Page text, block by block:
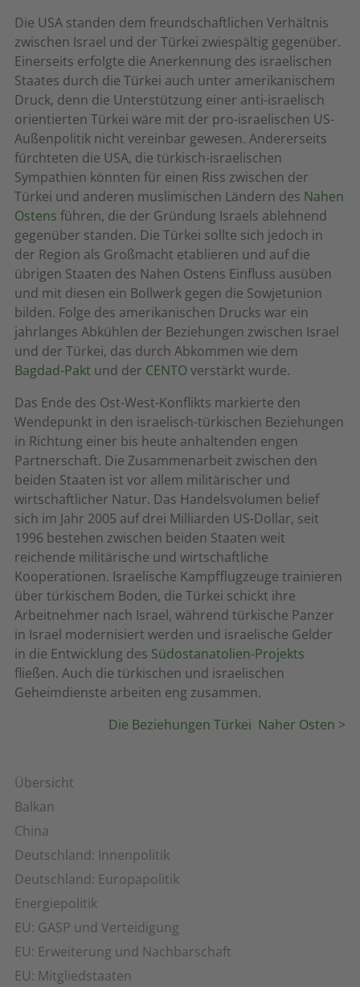
Übersicht
Balkan
China
Deutschland: Innenpolitik
Deutschland: Europapolitik
Energiepolitik
EU: GASP und Verteidigung
EU: Erweiterung und Nachbarschaft
EU: Mitgliedstaaten
Die USA standen dem freundschaftlichen Verhältnis
zwischen Israel und der Türkei zwiespältig gegenüber.
Einerseits erfolgte die Anerkennung des israelischen
Staates durch die Türkei auch unter amerikanischem
Druck, denn die Unterstützung einer anti-israelisch
orientierten Türkei wäre mit der pro-israelischen US-
Außenpolitik nicht vereinbar gewesen. Andererseits
fürchteten die USA, die türkisch-israelischen
Sympathien könnten für einen Riss zwischen der
Türkei und anderen muslimischen Ländern des Nahen
Ostens führen, die der Gründung Israels ablehnend
gegenüber standen. Die Türkei sollte sich jedoch in
der Region als Großmacht etablieren und auf die
übrigen Staaten des Nahen Ostens Einfluss ausüben
und mit diesen ein Bollwerk gegen die Sowjetunion
bilden. Folge des amerikanischen Drucks war ein
jahrlanges Abkühlen der Beziehungen zwischen Israel
und der Türkei, das durch Abkommen wie dem
Bagdad-Pakt und der CENTOverstärkt wurde.
Das Ende des Ost-West-Konflikts markierte den
Wendepunkt in den israelisch-türkischen Beziehungen
in Richtung einer bis heute anhaltenden engen
Partnerschaft. Die Zusammenarbeit zwischen den
beiden Staaten ist vor allem militärischer und
wirtschaftlicher Natur. Das Handelsvolumen belief
sich im Jahr 2005 auf drei Milliarden US-Dollar, seit
1996 bestehen zwischen beiden Staaten weit
reichende militärische und wirtschaftliche
Kooperationen. Israelische Kampfflugzeuge trainieren
über türkischem Boden, die Türkei schickt ihre
Arbeitnehmer nach Israel, während türkische Panzer
in Israel modernisiert werden und israelische Gelder
in die Entwicklung des Südostanatolien-Projekts
fließen. Auch die türkischen und israelischen
Geheimdienste arbeiten eng zusammen.
Die Beziehungen Türkei  Naher Osten >